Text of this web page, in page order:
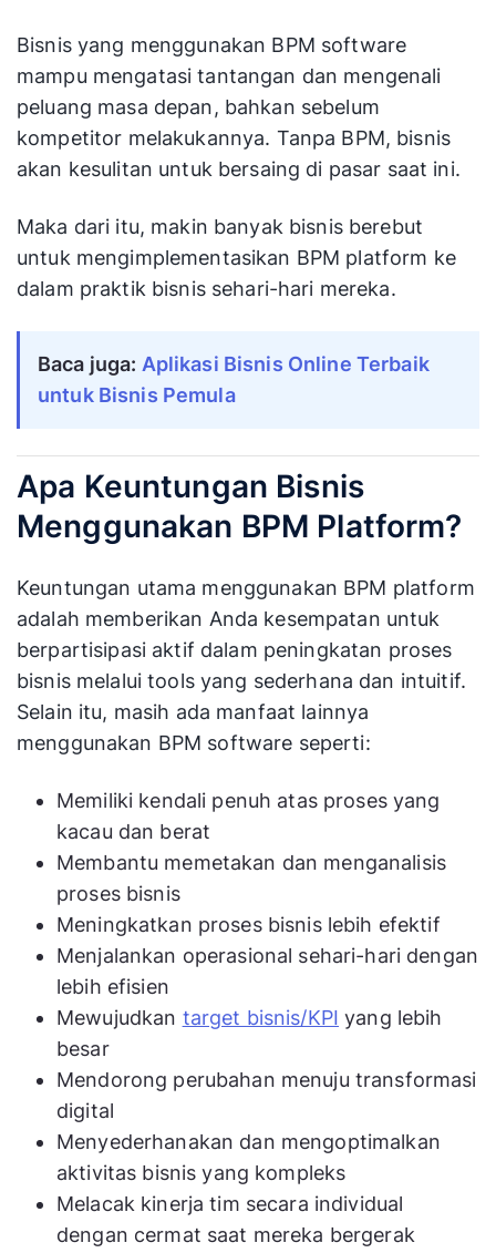
Bisnis yang menggunakan BPM software
mampu mengatasi tantangan dan mengenali
peluang masa depan, bahkan sebelum
kompetitor melakukannya. Tanpa BPM, bisnis
akan kesulitan untuk bersaing di pasar saat ini.
Maka dari itu, makin banyak bisnis berebut
untuk mengimplementasikan BPM platform ke
dalam praktik bisnis sehari-hari mereka.
Baca juga: Aplikasi Bisnis Online Terbaik
untuk Bisnis Pemula
Apa Keuntungan Bisnis
Menggunakan BPM Platform?
Keuntungan utama menggunakan BPM platform
adalah memberikan Anda kesempatan untuk
berpartisipasi aktif dalam peningkatan proses
bisnis melalui tools yang sederhana dan intuitif.
Selain itu, masih ada manfaat lainnya
menggunakan BPM software seperti:
Memiliki kendali penuh atas proses yang
kacau dan berat
Membantu memetakan dan menganalisis
proses bisnis
Meningkatkan proses bisnis lebih efektif
Menjalankan operasional sehari-hari dengan
lebih efisien
Mewujudkan target bisnis/KPI yang lebih
besar
Mendorong perubahan menuju transformasi
digital
Menyederhanakan dan mengoptimalkan
aktivitas bisnis yang kompleks
Melacak kinerja tim secara individual
dengan cermat saat mereka bergerak